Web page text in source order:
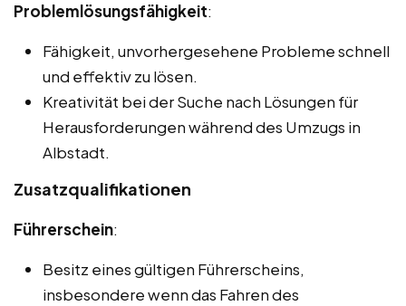
Problemlösungsfähigkeit:
Fähigkeit, unvorhergesehene Probleme schnell
und effektiv zu lösen.
Kreativität bei der Suche nach Lösungen für
Herausforderungen während des Umzugs in
Albstadt.
Zusatzqualifikationen
Führerschein:
Besitz eines gültigen Führerscheins,
insbesondere wenn das Fahren des